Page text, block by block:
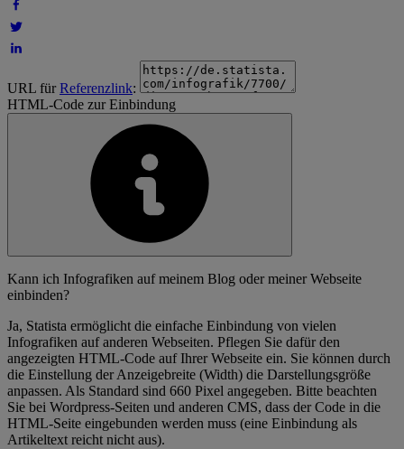
URL fürReferenzlink:
HTML-Code zur Einbindung
Kann ich Infografiken auf meinem Blog oder meiner Webseite
einbinden?
Ja, Statista ermöglicht die einfache Einbindung von vielen
Infografiken auf anderen Webseiten. Pflegen Sie dafür den
angezeigten HTML-Code auf Ihrer Webseite ein. Sie können durch
die Einstellung der Anzeigebreite (Width) die Darstellungsgröße
anpassen. Als Standard sind 660 Pixel angegeben. Bitte beachten
Sie bei Wordpress-Seiten und anderen CMS, dass der Code in die
HTML-Seite eingebunden werden muss (eine Einbindung als
Artikeltext reicht nicht aus).